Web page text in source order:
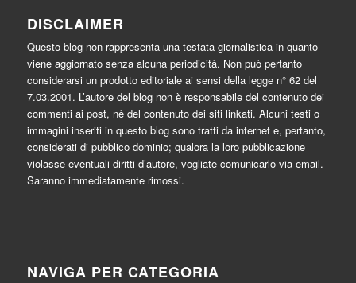
DISCLAIMER
Questo blog non rappresenta una testata giornalistica in quanto
viene aggiornato senza alcuna periodicità. Non può pertanto
considerarsi un prodotto editoriale ai sensi della legge n° 62 del
7.03.2001. L’autore del blog non è responsabile del contenuto dei
commenti ai post, nè del contenuto dei siti linkati. Alcuni testi o
immagini inseriti in questo blog sono tratti da internet e, pertanto,
considerati di pubblico dominio; qualora la loro pubblicazione
violasse eventuali diritti d’autore, vogliate comunicarlo via email.
Saranno immediatamente rimossi.
NAVIGA PER CATEGORIA